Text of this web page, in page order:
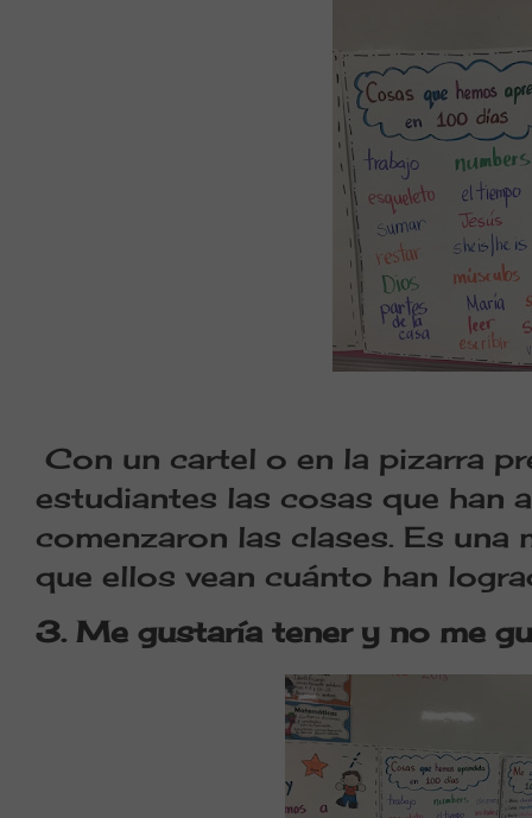
Con un cartel o en la pizarra
estudiantes las cosas que han
comenzaron las clases. Es una
que ellos vean cuánto han
3. Me gustaría tener y no me